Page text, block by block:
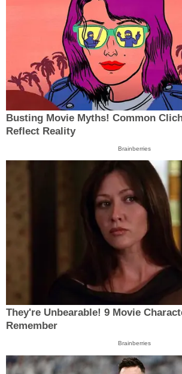
Busting Movie Myths! Common
Reflect Reality
Brainberries
They're Unbearable! 9 Movie
Remember
Brainberries